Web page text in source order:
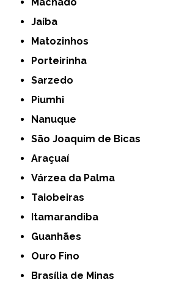
Jaíba
Matozinhos
Porteirinha
Sarzedo
Piumhi
Nanuque
São Joaquim de Bicas
Araçuaí
Várzea da Palma
Taiobeiras
Itamarandiba
Guanhães
Ouro Fino
Brasília de Minas